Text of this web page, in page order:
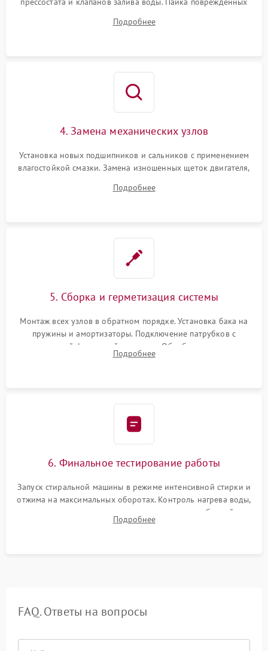
Восстановление целостности проводки и контактов.
Подробнее
4. Замена механических узлов
Установка новых подшипников и сальников с применением
влагостойкой смазки. Замена изношенных щеток двигателя,
или поврежденной резиновой манжеты.
Подробнее
5. Сборка и герметизация системы
Монтаж всех узлов в обратном порядке. Установка бака на
пружины и амортизаторы. Подключение патрубков с
надежной фиксацией хомутами. Обработка стыков
герметиком для предотвращения возможных протечек воды.
Подробнее
6. Финальное тестирование работы
Запуск стиральной машины в режиме интенсивной стирки и
отжима на максимальных оборотах. Контроль нагрева воды,
корректности слива, отсутствия излишних вибраций,
посторонних стуков и протечек под корпусом.
Подробнее
FAQ. Ответы на вопросы